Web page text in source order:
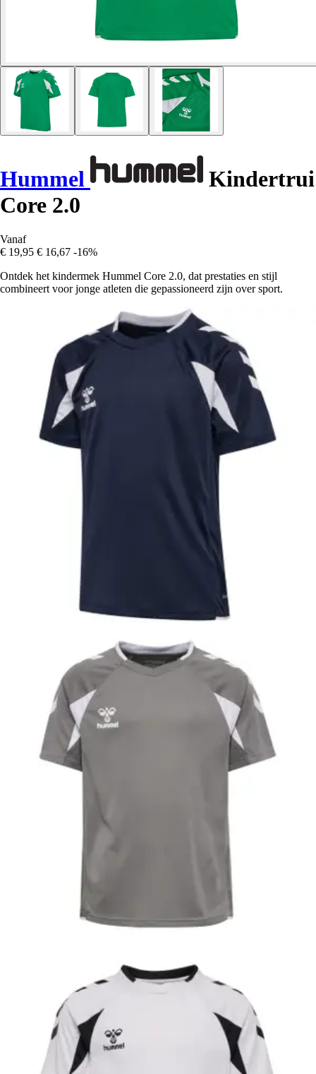
Hummel
Kindertrui
Core 2.0
Vanaf
€ 19,95 € 16,67 -16%
Ontdek het kindermek Hummel Core 2.0, dat prestaties en stijl
combineert voor jonge atleten die gepassioneerd zijn over sport.